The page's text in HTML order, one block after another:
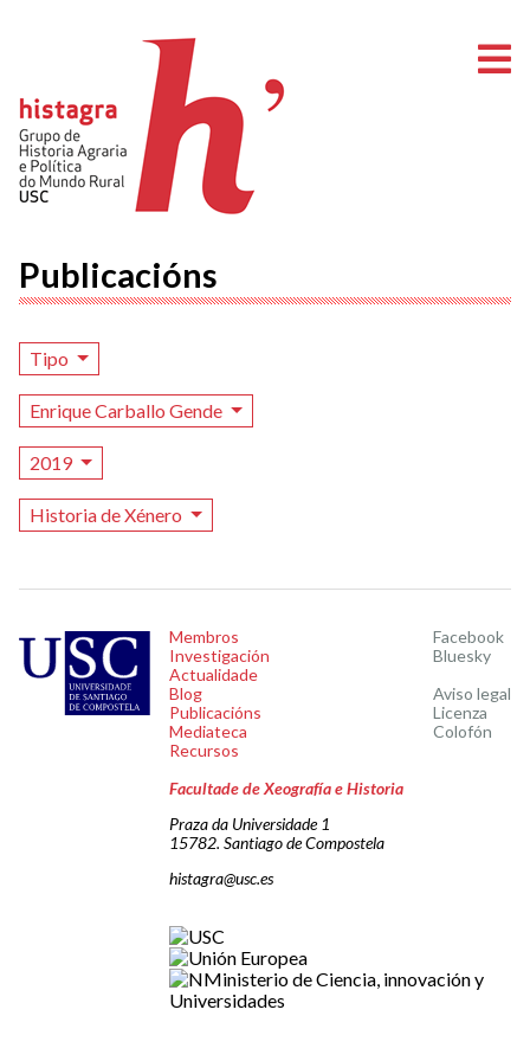
Publicacións
Tipo
Enrique Carballo Gende
2019
Historia de Xénero
Membros
Investigación
Actualidade
Blog
Publicacións
Mediateca
Recursos
Facebook
Bluesky
Aviso legal
Licenza
Colofón
Facultade de Xeografía e Historia
Praza da Universidade 1
15782. Santiago de Compostela
histagra@usc.es